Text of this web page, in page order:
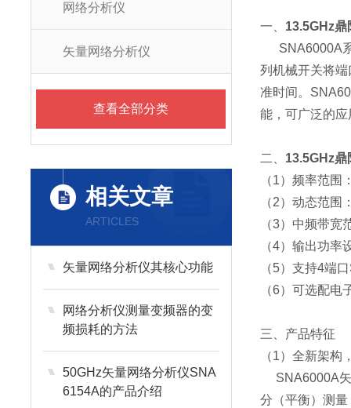
网络分析仪
矢量网络分析仪
查看全部分类
相关文章
ARTICLES
矢量网络分析仪其核心功能
网络分析仪测量变频器的变
频损耗的方法
50GHz矢量网络分析仪SNA
6154A的产品介绍
一、 13.5GHz
SNA6000A
列机械开关将
准时间。
能，可广泛的
二、 13.5GHz
（1）频率范围
（2）动态范围
（3）中频带宽
（4）输出功率
（5）支持4端
（6）可选配电
三、产品特征
（1）全新架构
SNA6000A
分（平衡）测